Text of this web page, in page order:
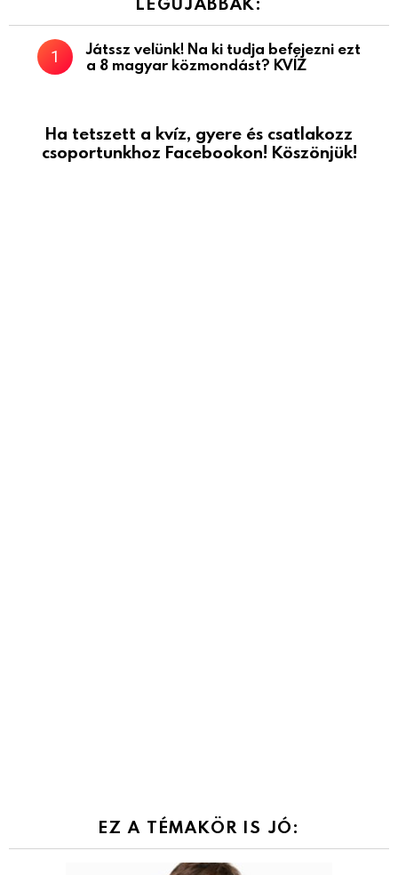
Játssz velünk! Na ki tudja befejezni ezt
a 8 magyar közmondást? KVÍZ
Ha tetszett a kvíz, gyere és csatlakozz
csoportunkhoz Facebookon! Köszönjük!
EZ A TÉMAKÖR IS JÓ: